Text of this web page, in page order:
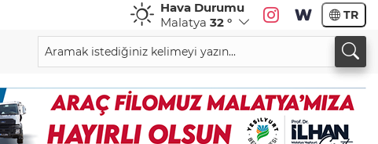
Hava Durumu
Malatya 32 ° TR